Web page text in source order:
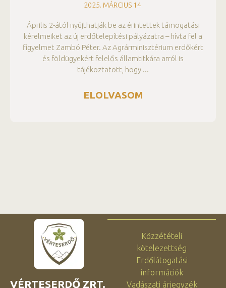
2025. MÁRCIUS 14.
Április 2-ától nyújthatják be az érintettek támogatási
kérelmeiket az új erdőtelepítési pályázatra – hívta fel a
figyelmet Zambó Péter. Az Agrárminisztérium erdőkért
és földügyekért felelős államtitkára arról is
tájékoztatott, hogy
ELOLVASOM
VÉRTESERDŐ ZRT.
Közzétételi
kötelezettség
Erdőlátogatási
információk
Vadászati árjegyzék